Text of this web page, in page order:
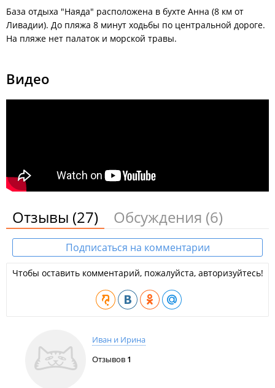
База отдыха "Наяда" расположена в бухте Анна (8 км от
Ливадии). До пляжа 8 минут ходьбы по центральной дороге.
На пляже нет палаток и морской травы.
Видео
Отзывы (27) Обсуждения (6)
Подписаться на комментарии
Чтобы оставить комментарий, пожалуйста, авторизуйтесь!
Иван и Ирина
Отзывов 1